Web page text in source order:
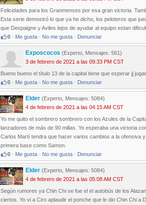
Felicidades para los Granmenses por esa gran victoria.
Esta serie demostró lo que ya he dicho, los peloteros que
que Despaigne y Aviles lejos de ayudar al equipo estan
0 · Me gusta · No me gusta · Denunciar
Exposcocos (Experto, Mensajes: 561)
3 de febrero de 2021 a las 09:33 PM CST
Bueno bueno el título 13 de la capital tiene que esperar jj
0 · Me gusta · No me gusta · Denunciar
Elder (Experto, Mensajes: 5084)
4 de febrero de 2021 a las 04:15 AM CST
Yo me quito el sombrero sombrero con los Azules de la
lanzadores de más de 90 millas. Yo esperaba una victoria
Carlos Martí tendra que hacer varios cambios a la ofensiva
primera base como Samon.
0 · Me gusta · No me gusta · Denunciar
Elder (Experto, Mensajes: 5084)
4 de febrero de 2021 a las 05:08 AM CST
Según rumores ya Chin Chi se fue el el autobús de los
ciertos. Yo vi a Ciro aplaudir el ponche que le dio Chin Chi